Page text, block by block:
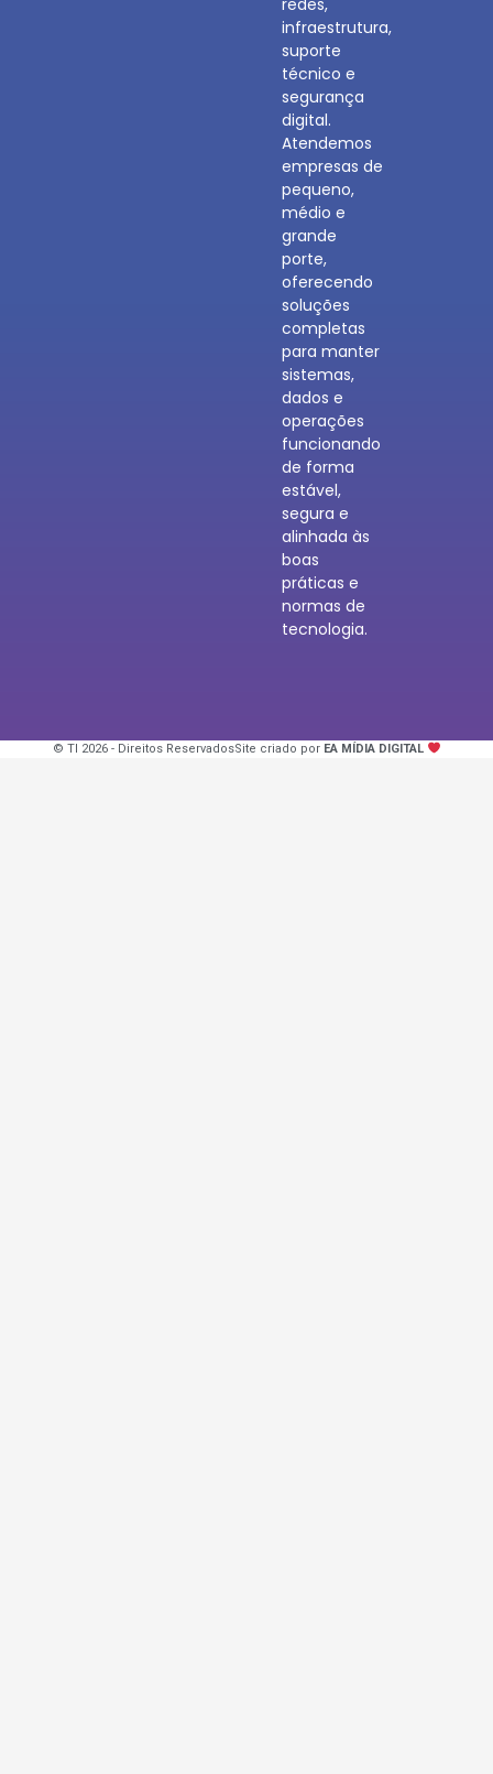
redes,
infraestrutura,
suporte
técnico e
segurança
digital.
Atendemos
empresas de
pequeno,
médio e
grande
porte,
oferecendo
soluções
completas
para manter
sistemas,
dados e
operações
funcionando
de forma
estável,
segura e
alinhada às
boas
práticas e
normas de
tecnologia.
© TI 2026 - Direitos ReservadosSite criado por EA MÍDIA DIGITAL